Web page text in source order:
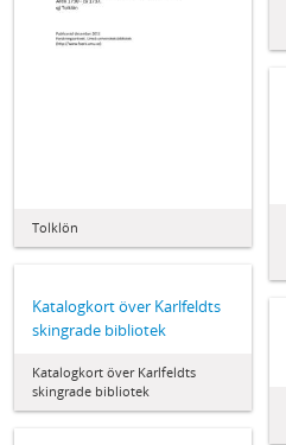
Tolklön
Katalogkort över Karlfeldts
skingrade bibliotek
Katalogkort över Karlfeldts
skingrade bibliotek